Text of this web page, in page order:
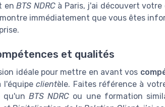
en BTS NDRCà Paris, j'ai découvert votre
immédiatement que vous êtes
et qualités
idéale pour mettre en avant vos
l'équipeclientèle. Faites référence à
qu'un BTS NDRC ou une formation